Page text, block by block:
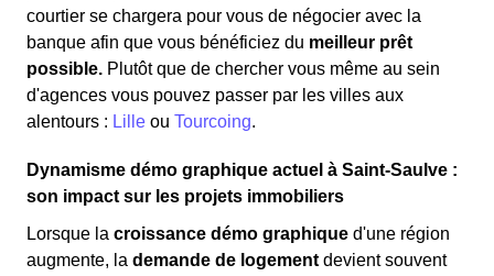
courtier se chargera pour vous de négocier avec la
banque afin que vous bénéficiez du meilleur prêt
possible. Plutôt que de chercher vous même au sein
d'agences vous pouvez passer par les villes aux
alentours : Lille ou Tourcoing.
Dynamisme démo graphique actuel à Saint-Saulve :
son impact sur les projets immobiliers
Lorsque la croissance démo graphique d'une région
augmente, la demande de logement devient souvent